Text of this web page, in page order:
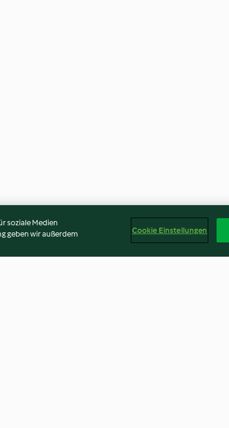
soziale Medien
geben wir außerdem
Cookie Einstellungen